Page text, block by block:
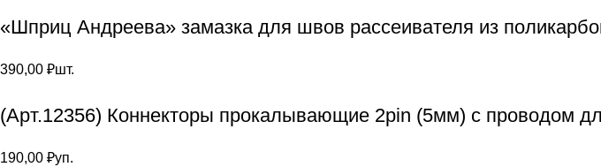
«Шприц Андреева» замазка для швов рассеивателя из
390,00 ₽шт.
(Арт.12356) Коннекторы прокалывающие 2pin (5мм) с проводом
190,00 ₽уп.